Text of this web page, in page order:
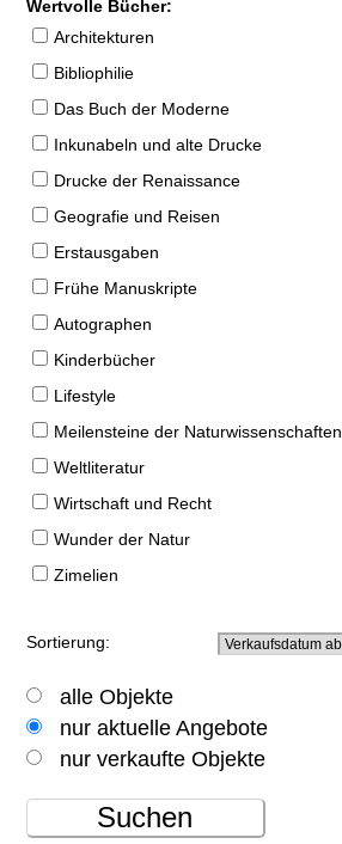
Wertvolle Bücher:
Architekturen
Bibliophilie
Das Buch der Moderne
Inkunabeln und alte Drucke
Drucke der Renaissance
Geografie und Reisen
Erstausgaben
Frühe Manuskripte
Autographen
Kinderbücher
Lifestyle
Meilensteine der Naturwissenschaften
Weltliteratur
Wirtschaft und Recht
Wunder der Natur
Zimelien
Sortierung:
alle Objekte
nur aktuelle Angebote
nur verkaufte Objekte
Suchen